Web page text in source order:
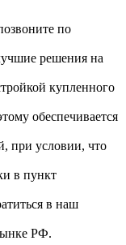
по
решения на
купленного
обеспечивается
при условии, что
в пункт
в наш
РФ.